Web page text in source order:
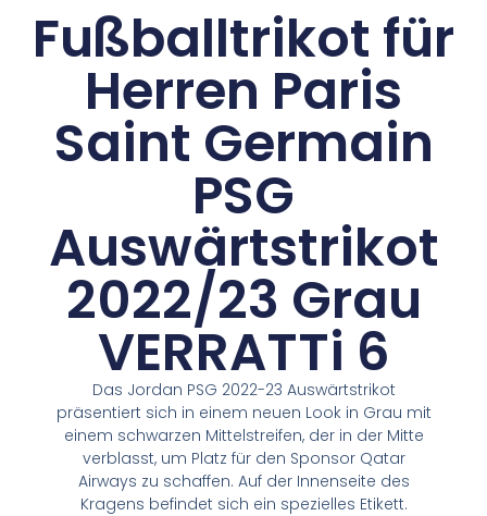
Fußballtrikot für
Herren Paris
Saint Germain
PSG
Auswärtstrikot
2022/23 Grau
VERRATTi 6
Das Jordan PSG 2022-23 Auswärtstrikot
präsentiert sich in einem neuen Look in Grau mit
einem schwarzen Mittelstreifen, der in der Mitte
verblasst, um Platz für den Sponsor Qatar
Airways zu schaffen. Auf der Innenseite des
Kragens befindet sich ein spezielles Etikett.